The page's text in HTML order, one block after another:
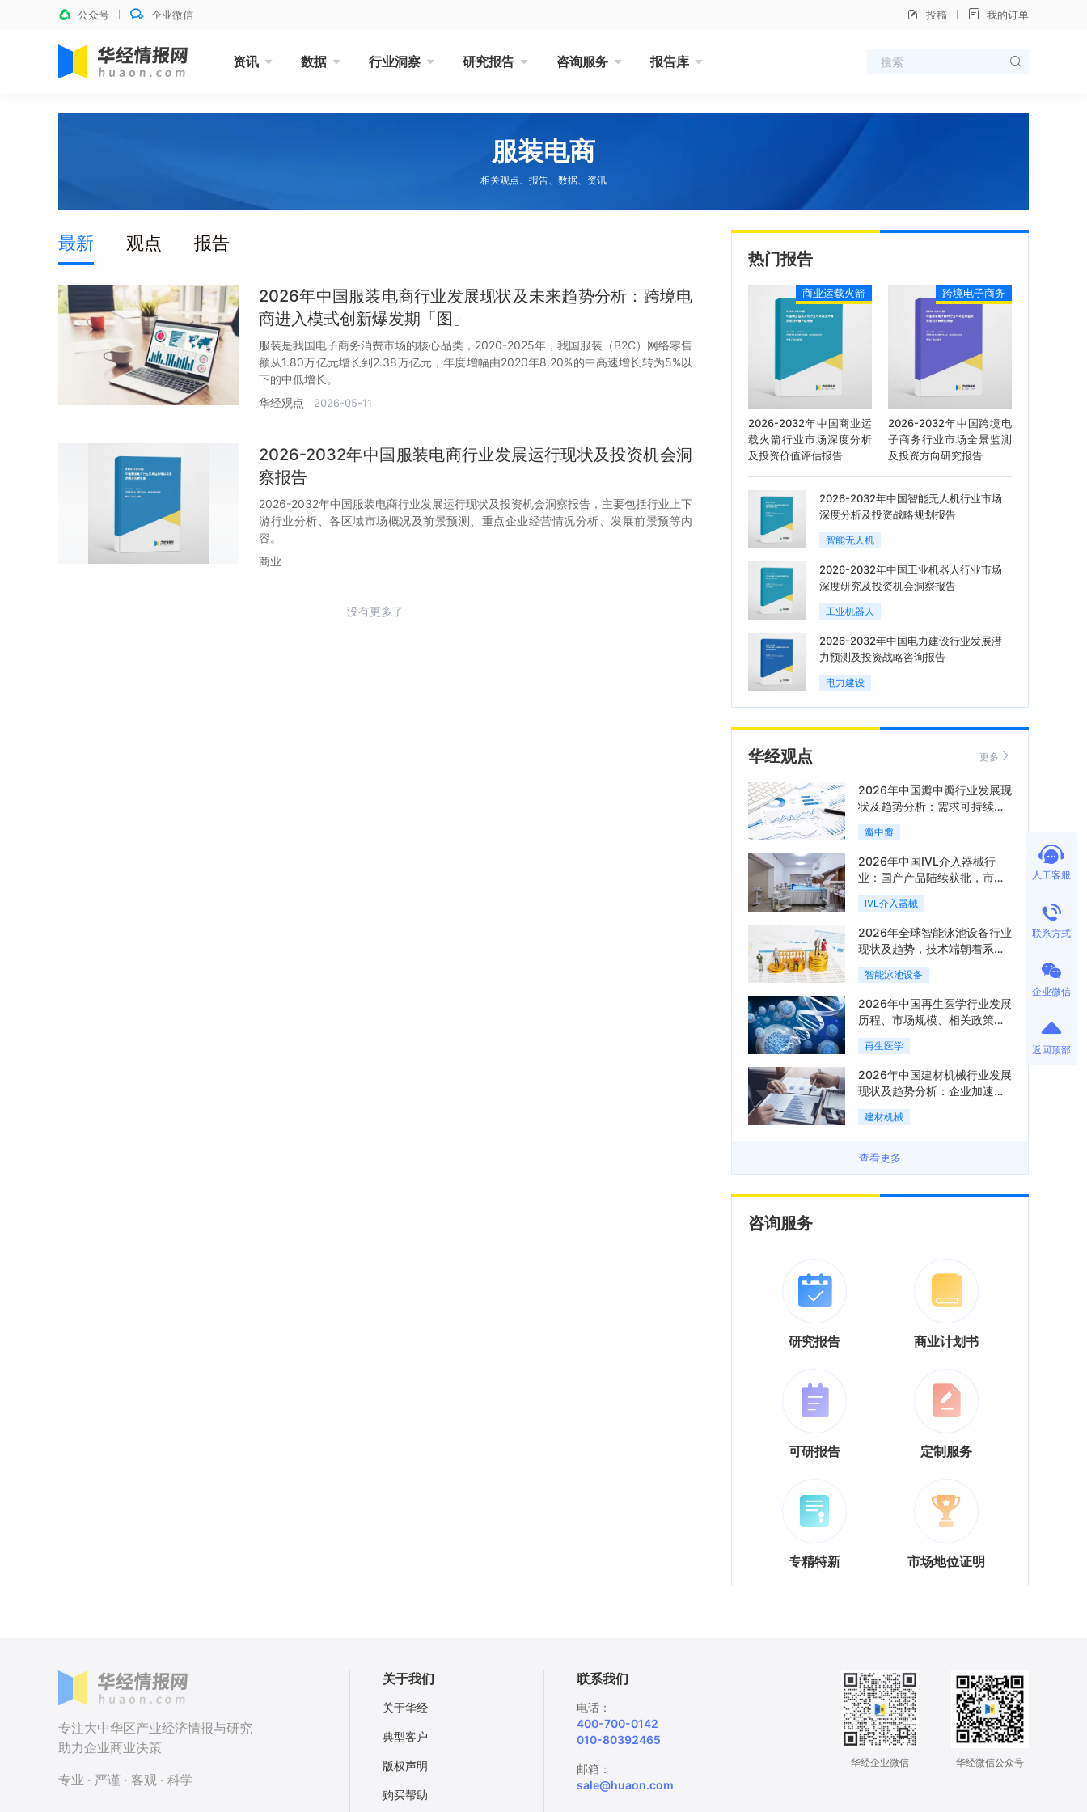
公众号 企业微信 投稿 我的订单
资讯 数据 行业洞察 研究报告 咨询服务 报告库
服装电商
相关观点、报告、数据、资讯
最新 观点 报告
2026年中国服装电商行业发展现状及未来趋势分析：跨境电
商进入模式创新爆发期「图」
服装是我国电子商务消费市场的核心品类，2020-2025年，我国服装（B2C）网络零售
额从1.80万亿元增长到2.38万亿元，年度增幅由2020年8.20%的中高速增长转为5%以
下的中低增长。
华经观点
2026-05-11
2026-2032年中国服装电商行业发展运行现状及投资机会洞
察报告
2026-2032年中国服装电商行业发展运行现状及投资机会洞察报告，主要包括行业上下
游行业分析、各区域市场概况及前景预测、重点企业经营情况分析、发展前景预等内
容。
商业
没有更多了
热门报告
商业运载火箭
2026-2032年中国商业运
载火箭行业市场深度分析
及投资价值评估报告
跨境电子商务
2026-2032年中国跨境电
子商务行业市场全景监测
及投资方向研究报告
2026-2032年中国智能无人机行业市场
深度分析及投资战略规划报告
智能无人机
2026-2032年中国工业机器人行业市场
深度研究及投资机会洞察报告
工业机器人
2026-2032年中国电力建设行业发展潜
力预测及投资战略咨询报告
电力建设
华经观点 更多
2026年中国瓣中瓣行业发展现
状及趋势分析：需求可持续释
放，市场发展前景良好「图」
瓣中瓣
2026年中国IVL介入器械行
业：国产产品陆续获批，市场
将进入持续高增长阶段「图」
IVL介入器械
2026年全球智能泳池设备行业
现状及趋势，技术端朝着系统
集成、绿色节能方向迭代
「图」
智能泳池设备
2026年中国再生医学行业发展
历程、市场规模、相关政策、
产业链、竞争格局及发展潜力
分析「图」
再生医学
2026年中国建材机械行业发展
现状及趋势分析：企业加速向
“装备+系统+服务”综合服务商
转型「图」
建材机械
查看更多
咨询服务
研究报告 商业计划书
可研报告 定制服务
专精特新 市场地位证明
人工客服
联系方式
企业微信
返回顶部
专注大中华区产业经济情报与研究
助力企业商业决策
专业 · 严谨 · 客观 · 科学
关于我们
关于华经
典型客户
版权声明
购买帮助
联系我们
电话：
400-700-0142
010-80392465
邮箱：
sale@huaon.com
华经企业微信 华经微信公众号